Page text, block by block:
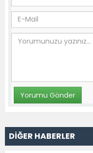
DİĞER HABERLER